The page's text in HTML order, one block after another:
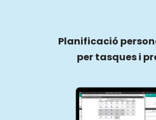
Planificació
per tasques i